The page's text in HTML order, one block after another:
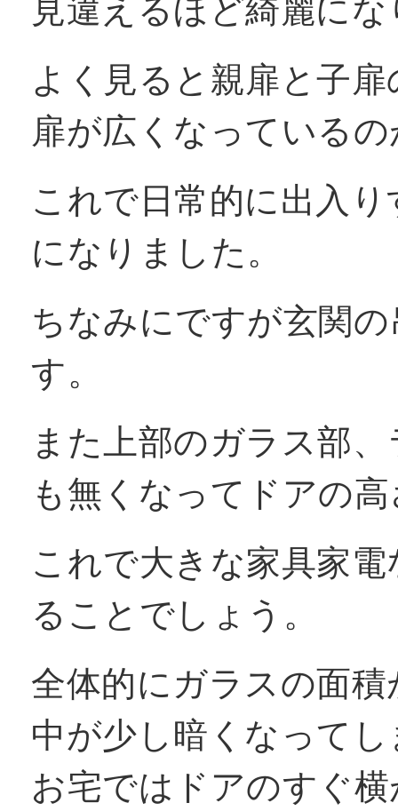
見違えるほど綺麗に
よく見ると親扉と子
扉が広くなっている
これで日常的に出入
になりました。
ちなみにですが玄関
す。
また上部のガラス部
も無くなってドアの
これで大きな家具家
ることでしょう。
全体的にガラスの面
中が少し暗くなって
お宅ではドアのすぐ